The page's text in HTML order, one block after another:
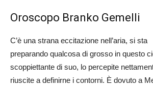
Oroscopo Branko Gemelli
C’è una strana eccitazione nell’aria, si sta
preparando qualcosa di grosso in questo
scoppiettante di suo, lo percepite
riuscite a definirne i contorni. È dovuto a